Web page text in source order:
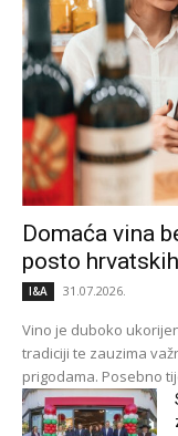
Domaća vina
posto
I&A 31.07.2026.
Vino je duboko
tradiciji te zauzima
prigodama. Posebno